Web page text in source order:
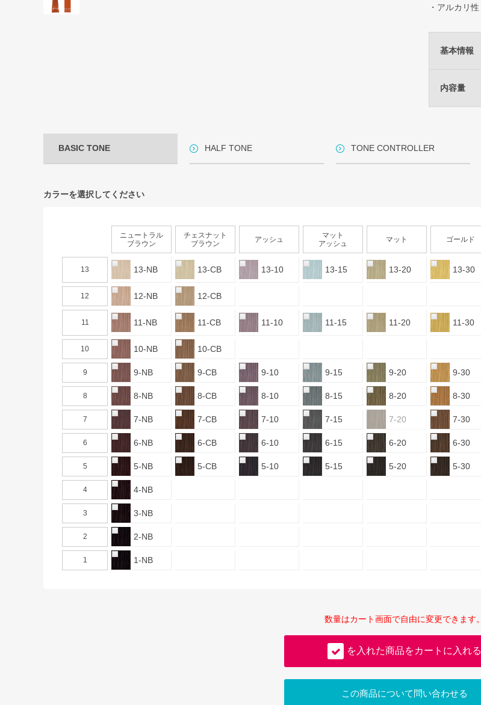
・アルカリ性
基本情報
内容量
BASIC TONE HALF TONE TONE CONTROLLER
カラーを選択してください
ニュートラル
ブラウン
チェスナット
ブラウン
アッシュ
マット
アッシュ
マット ゴールド
13 13-NB 13-CB 13-10 13-15 13-20 13-30
12 12-NB 12-CB
11 11-NB 11-CB 11-10 11-15 11-20 11-30
10 10-NB 10-CB
9 9-NB 9-CB 9-10 9-15 9-20 9-30
8 8-NB 8-CB 8-10 8-15 8-20 8-30
7 7-NB 7-CB 7-10 7-15 7-20 7-30
6 6-NB 6-CB 6-10 6-15 6-20 6-30
5 5-NB 5-CB 5-10 5-15 5-20 5-30
4 4-NB
3 3-NB
2 2-NB
1 1-NB
数量はカート画面で自由に変更できます。
を入れた商品をカートに入れる
この商品について問い合わせる